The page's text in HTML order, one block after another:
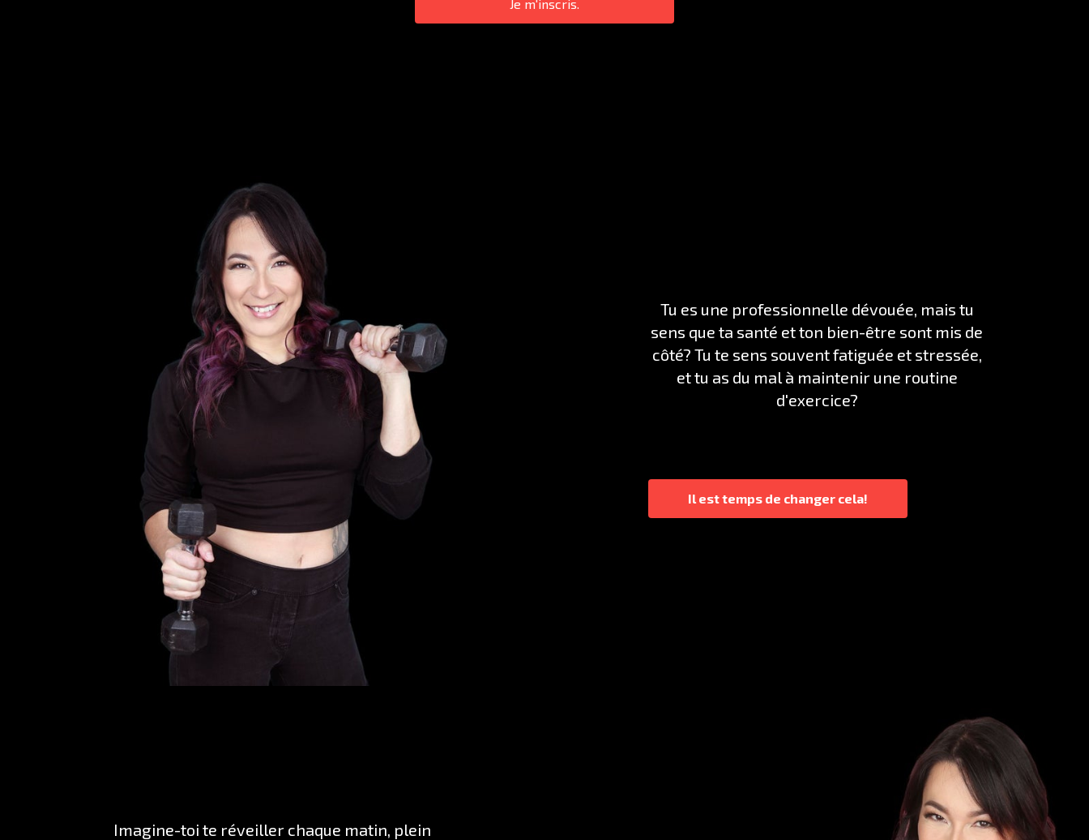
Je m'inscris.
Tu es une professionnelle dévouée, mais tu
sens que ta santé et ton bien-être sont mis de
côté? Tu te sens souvent fatiguée et stressée,
et tu as du mal à maintenir une routine
d'exercice?
Il est temps de changer cela!
Imagine-toi te réveiller chaque matin, plein